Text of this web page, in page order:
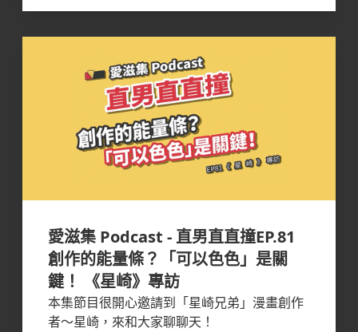
愛滋集 Podcast - 直男直直撞EP.81
創作的能量條？「可以色色」是關
鍵！ 《星崎》專訪
本集節目很開心邀請到「星崎兄弟」漫畫創作
者～星崎，來和大家聊聊天！